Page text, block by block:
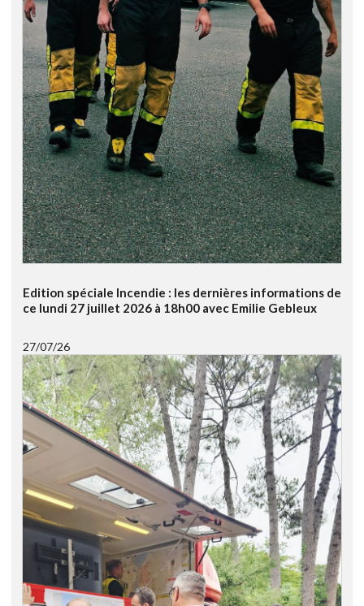
Edition spéciale Incendie : les dernières informations de
ce lundi 27 juillet 2026 à 18h00 avec Emilie Gebleux
27/07/26